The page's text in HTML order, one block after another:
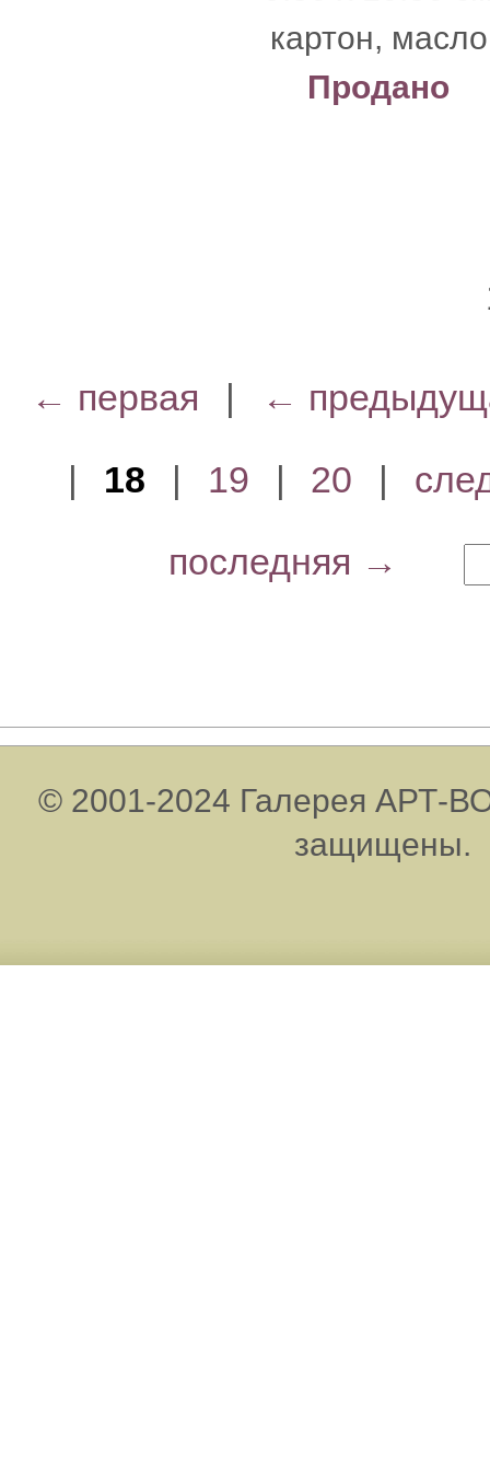
картон, масло
Продано
← первая
←
|
18 | 19 | 20 |
последняя →
© 2001-2024 Галерея АРТ-
защищены.